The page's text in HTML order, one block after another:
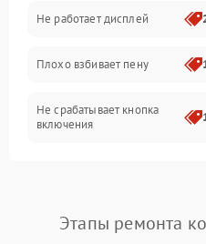
Не работает дисплей
Плохо взбивает пену
Не срабатывает кнопка
включения
Постоянные сбои в работе
Этапы ремонта